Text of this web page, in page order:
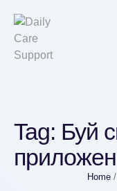
Tag: Буй
Home /